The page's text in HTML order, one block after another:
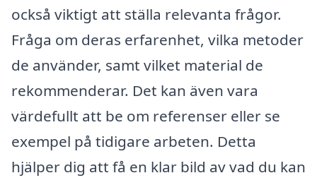
också viktigt att ställa relevanta frågor.
Fråga om deras erfarenhet, vilka metoder
de använder, samt vilket material de
rekommenderar. Det kan även vara
värdefullt att be om referenser eller se
exempel på tidigare arbeten. Detta
hjälper dig att få en klar bild av vad du kan